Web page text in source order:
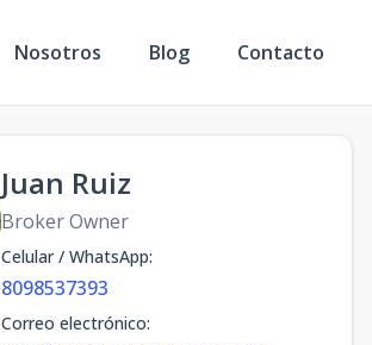
Nosotros Blog Contacto
Juan Ruiz
Broker Owner
Celular / WhatsApp:
8098537393
Correo electrónico: